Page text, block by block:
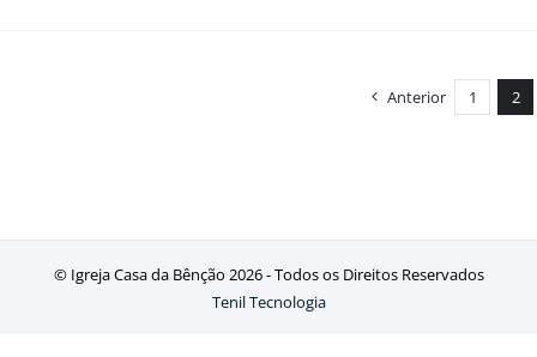
Anterior 1 2
© Igreja Casa da Bênção 2026 - Todos os Direitos Reservados
Tenil Tecnologia